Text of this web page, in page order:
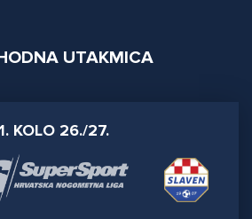
UTAKMICA
KOLO 26./27.